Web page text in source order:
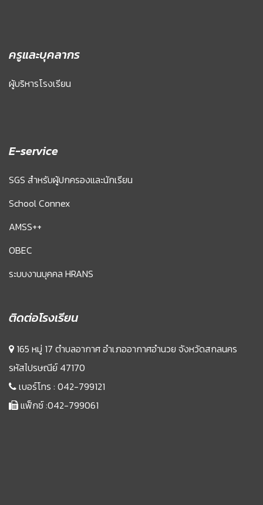
ครูและบุคลากร
ผู้บริหารโรงเรียน
E-service
SGS สำหรับผู้ปกครองและนักเรียน
School Connex
AMSS++
OBEC
ระบบงานบุคคล HRANS
ติดต่อโรงเรียน
165 หมู่ 17 ตำบลอากาศ อำเภออากาศอำนวย จังหวัดสกลนคร
รหัสไปรษณีย์ 47170
เบอร์โทร : 042-799121
แฟ็กซ์ :042-799061